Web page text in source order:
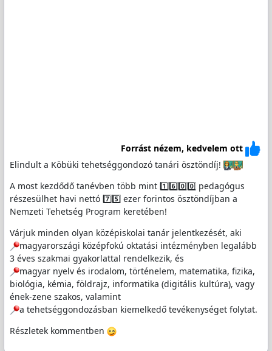
Forrást nézem, kedvelem ott
Elindult a Köbüki tehetséggondozó tanári ösztöndíj!
A most kezdődő tanévben több mint 1️⃣6️⃣0️⃣0️⃣ pedagógus
részesülhet havi nettó 7️⃣5️⃣ ezer forintos ösztöndíjban a
Nemzeti Tehetség Program keretében!
Várjuk minden olyan középiskolai tanár jelentkezését, aki
magyarországi középfokú oktatási intézményben legalább
3 éves szakmai gyakorlattal rendelkezik, és
magyar nyelv és irodalom, történelem, matematika, fizika,
biológia, kémia, földrajz, informatika (digitális kultúra), vagy
ének-zene szakos, valamint
a tehetséggondozásban kiemelkedő tevékenységet folytat.
Részletek kommentben